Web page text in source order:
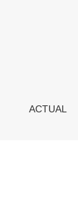
ACTUAL